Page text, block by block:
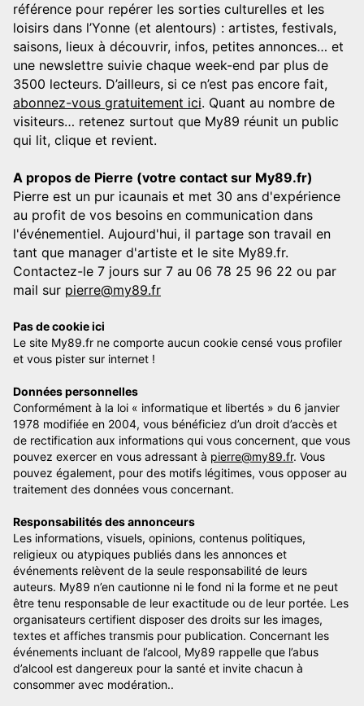
référence pour repérer les sorties culturelles et les
loisirs dans l’Yonne (et alentours) : artistes, festivals,
saisons, lieux à découvrir, infos, petites annonces… et
une newslettre suivie chaque week-end par plus de
3500 lecteurs. D’ailleurs, si ce n’est pas encore fait,
abonnez-vous gratuitement ici. Quant au nombre de
visiteurs… retenez surtout que My89 réunit un public
qui lit, clique et revient.
A propos de Pierre (votre contact sur My89.fr)
Pierre est un pur icaunais et met 30 ans d'expérience
au profit de vos besoins en communication dans
l'événementiel. Aujourd'hui, il partage son travail en
tant que manager d'artiste et le site My89.fr.
Contactez-le 7 jours sur 7 au 06 78 25 96 22 ou par
mail sur pierre@my89.fr
Pas de cookie ici
Le site My89.fr ne comporte aucun cookie censé vous profiler
et vous pister sur internet !
Données personnelles
Conformément à la loi « informatique et libertés » du 6 janvier
1978 modifiée en 2004, vous bénéficiez d’un droit d’accès et
de rectification aux informations qui vous concernent, que vous
pouvez exercer en vous adressant à pierre@my89.fr. Vous
pouvez également, pour des motifs légitimes, vous opposer au
traitement des données vous concernant.
Responsabilités des annonceurs
Les informations, visuels, opinions, contenus politiques,
religieux ou atypiques publiés dans les annonces et
événements relèvent de la seule responsabilité de leurs
auteurs. My89 n’en cautionne ni le fond ni la forme et ne peut
être tenu responsable de leur exactitude ou de leur portée. Les
organisateurs certifient disposer des droits sur les images,
textes et affiches transmis pour publication. Concernant les
événements incluant de l’alcool, My89 rappelle que l’abus
d’alcool est dangereux pour la santé et invite chacun à
consommer avec modération..